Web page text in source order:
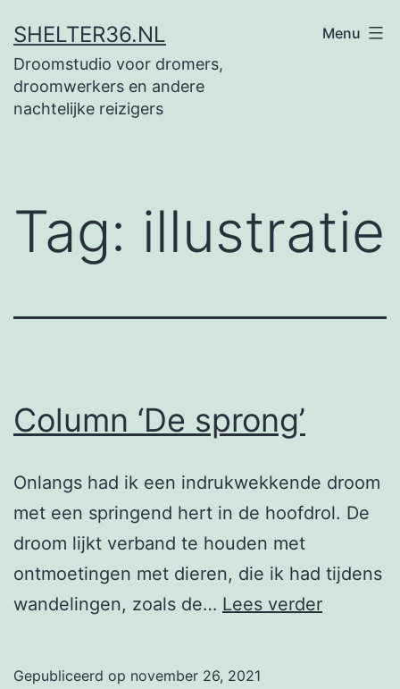
naar
de
inhoud
SHELTER36.NL
Droomstudio voor dromers,
droomwerkers en andere
nachtelijke reizigers
Menu
Tag: illustratie
Column ‘De sprong’
Onlangs had ik een indrukwekkende droom
met een springend hert in de hoofdrol. De
droom lijkt verband te houden met
ontmoetingen met dieren, die ik had tijdens
wandelingen, zoals de… Lees verderColumn
Gepubliceerd op november 26, 2021